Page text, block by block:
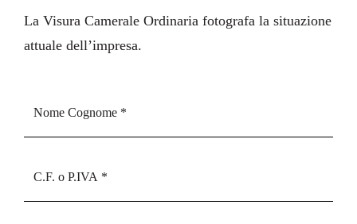
La Visura Camerale Ordinaria fotografa la situazione
attuale dell’impresa.